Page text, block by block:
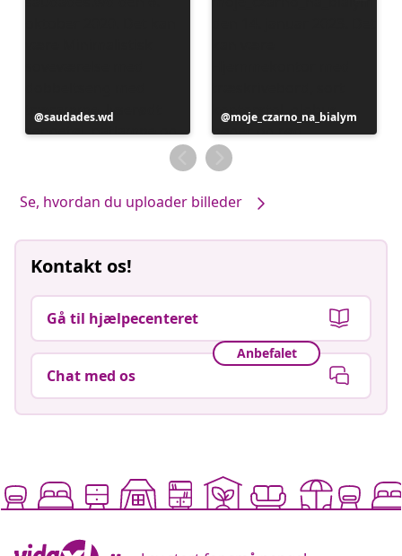
Opslag
offentliggjort
saudades.wd
Opslag
offentliggjort
af
moje_czarno_na_bialym
Se, hvordan du uploader billeder
Kontakt os!
Gå til hjælpecenteret
Anbefalet
Chat med os